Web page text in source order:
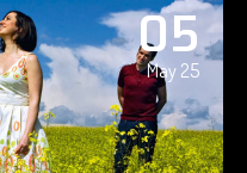
05
May 25